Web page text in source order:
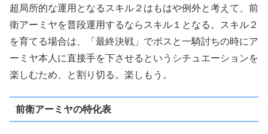
超局所的な運用となるスキル２はもはや例外と考えて、前
衛アーミヤを普段運用するならスキル１となる。スキル２
を育てる場合は、「最終決戦」でボスと一騎討ちの時にア
ーミヤ本人に直接手を下させるというシチュエーションを
楽しむため、と割り切る。楽しもう。
前衛アーミヤの特化表